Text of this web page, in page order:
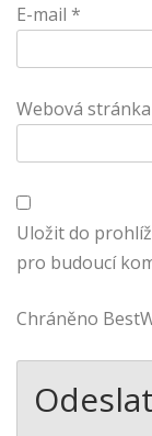
E-mail *
Webová stránka
Uložit do
pro budoucí
Chráněno